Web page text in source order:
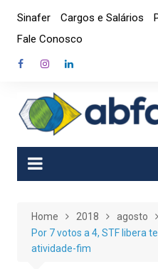
content
Sinafer Cargos e Salários
Fale Conosco
Home 2018 agosto
Por 7 votos a 4, STF libera
atividade-fim